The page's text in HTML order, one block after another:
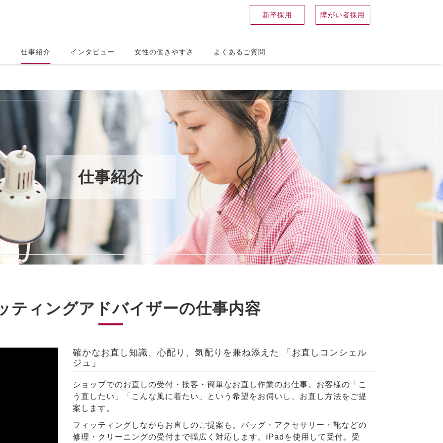
新卒採用 障がい者採用
仕事紹介 インタビュー 女性の働きやすさ よくあるご質問
仕事紹介
ティングアドバイザーの仕事内容
確かなお直し知識、心配り、気配りを兼ね添えた 「お直しコンシェル
ジュ」
ショップでのお直しの受付・接客・簡単なお直し作業のお仕事。お客様の「こ
う直したい」「こんな風に着たい」という希望をお伺いし、お直し方法をご提
案します。
フィッティングしながらお直しのご提案も。バッグ・アクセサリー・靴などの
修理・クリーニングの受付まで幅広く対応します。iPadを使用して受付。受